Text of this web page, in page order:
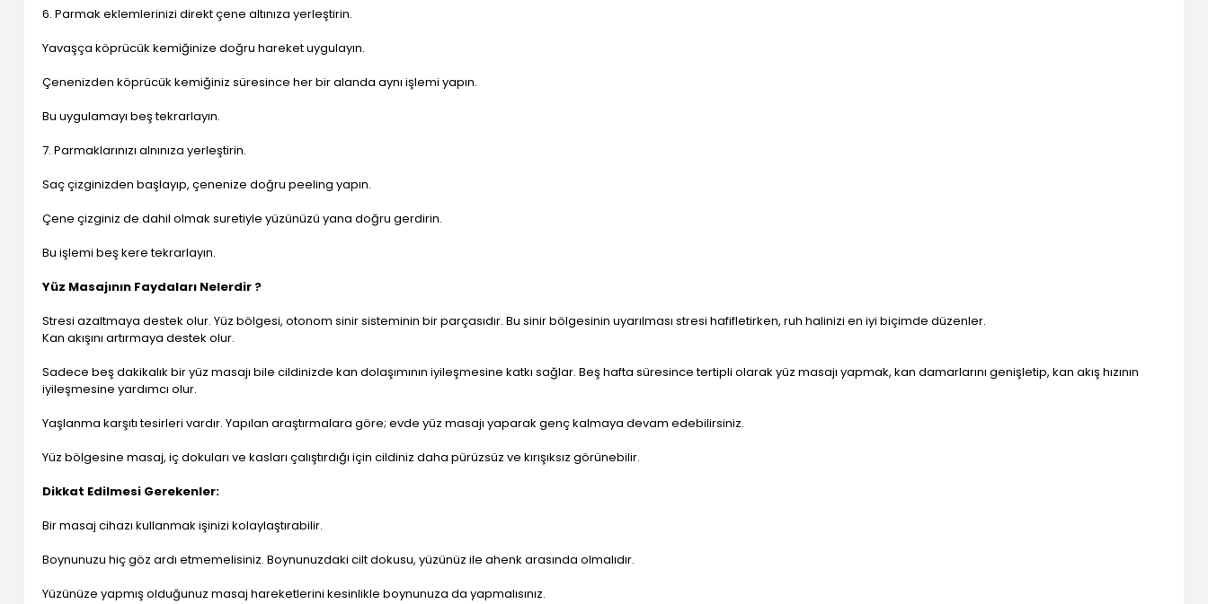
6. Parmak eklemlerinizi direkt çene altınıza yerleştirin.
Yavaşça köprücük kemiğinize doğru hareket uygulayın.
Çenenizden köprücük kemiğiniz süresince her bir alanda aynı işlemi yapın.
Bu uygulamayı beş tekrarlayın.
7. Parmaklarınızı alnınıza yerleştirin.
Saç çizginizden başlayıp, çenenize doğru peeling yapın.
Çene çizginiz de dahil olmak suretiyle yüzünüzü yana doğru gerdirin.
Bu işlemi beş kere tekrarlayın.
Yüz Masajının Faydaları Nelerdir ?
Stresi azaltmaya destek olur. Yüz bölgesi, otonom sinir sisteminin bir parçasıdır. Bu sinir bölgesinin uyarılması stresi hafifletirken, ruh halinizi en iyi biçimde düzenler.
Kan akışını artırmaya destek olur.
Sadece beş dakikalık bir yüz masajı bile cildinizde kan dolaşımının iyileşmesine katkı sağlar. Beş hafta süresince tertipli olarak yüz masajı yapmak, kan damarlarını genişletip, kan akış hızının
iyileşmesine yardımcı olur.
Yaşlanma karşıtı tesirleri vardır. Yapılan araştırmalara göre; evde yüz masajı yaparak genç kalmaya devam edebilirsiniz.
Yüz bölgesine masaj, iç dokuları ve kasları çalıştırdığı için cildiniz daha pürüzsüz ve kırışıksız görünebilir.
Dikkat Edilmesi Gerekenler:
Bir masaj cihazı kullanmak işinizi kolaylaştırabilir.
Boynunuzu hiç göz ardı etmemelisiniz. Boynunuzdaki cilt dokusu, yüzünüz ile ahenk arasında olmalıdır.
Yüzünüze yapmış olduğunuz masaj hareketlerini kesinlikle boynunuza da yapmalısınız.